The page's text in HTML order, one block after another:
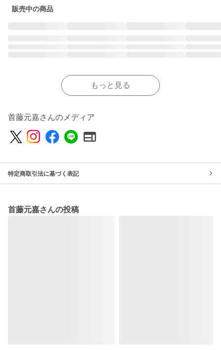
販売中の商品
もっと見る
首藤元嘉さんのメディア
特定商取引法に基づく表記
首藤元嘉さんの投稿